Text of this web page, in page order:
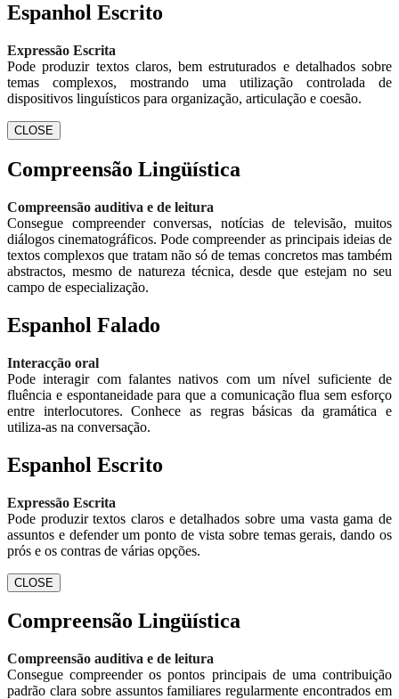
Espanhol Escrito
Expressão Escrita
Pode produzir textos claros, bem estruturados e detalhados sobre
temas complexos, mostrando uma utilização controlada de
dispositivos linguísticos para organização, articulação e coesão.
CLOSE
Compreensão Lingüística
Compreensão auditiva e de leitura
Consegue compreender conversas, notícias de televisão, muitos
diálogos cinematográficos. Pode compreender as principais ideias de
textos complexos que tratam não só de temas concretos mas também
abstractos, mesmo de natureza técnica, desde que estejam no seu
campo de especialização.
Espanhol Falado
Interacção oral
Pode interagir com falantes nativos com um nível suficiente de
fluência e espontaneidade para que a comunicação flua sem esforço
entre interlocutores. Conhece as regras básicas da gramática e
utiliza-as na conversação.
Espanhol Escrito
Expressão Escrita
Pode produzir textos claros e detalhados sobre uma vasta gama de
assuntos e defender um ponto de vista sobre temas gerais, dando os
prós e os contras de várias opções.
CLOSE
Compreensão Lingüística
Compreensão auditiva e de leitura
Consegue compreender os pontos principais de uma contribuição
padrão clara sobre assuntos familiares regularmente encontrados em